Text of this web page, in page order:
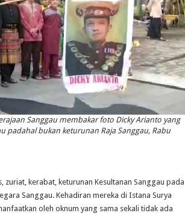
Sanggau membakar foto Dicky Arianto yang
padahal bukan keturunan Raja Sanggau, Rabu
zuriat, kerabat, keturunan Kesultanan Sanggau pada
Sanggau. Kehadiran mereka di Istana Surya
oleh oknum yang sama sekali tidak ada